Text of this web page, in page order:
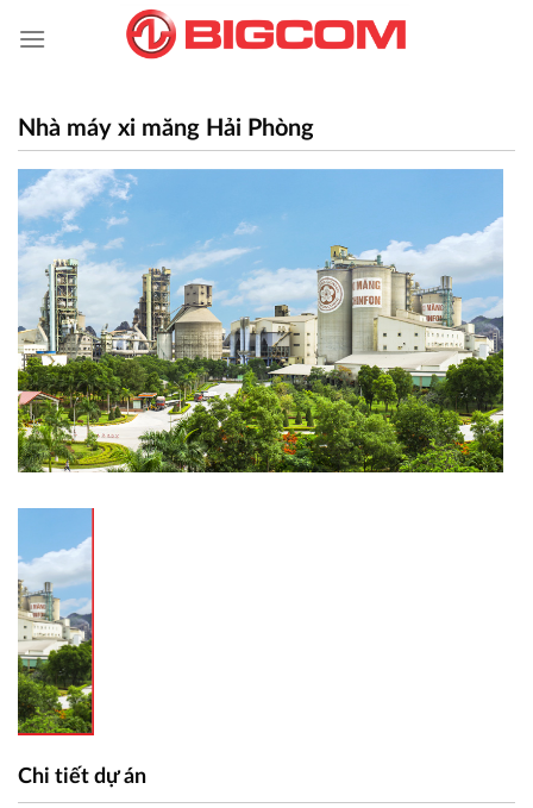
Nhà máy xi măng Hải Phòng
Chi tiết dự án